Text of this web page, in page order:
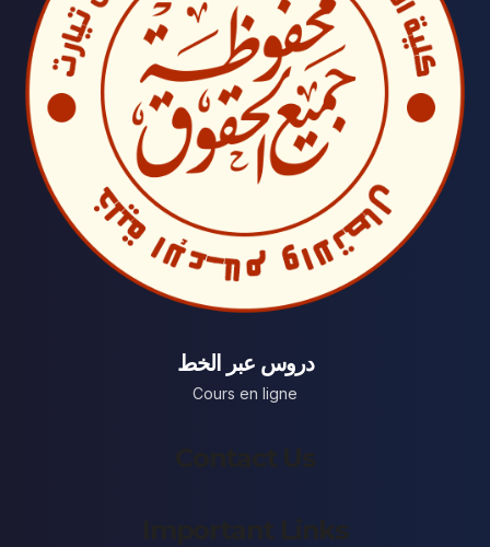
دروس عبر الخط
Cours en ligne
Contact Us
Important Links